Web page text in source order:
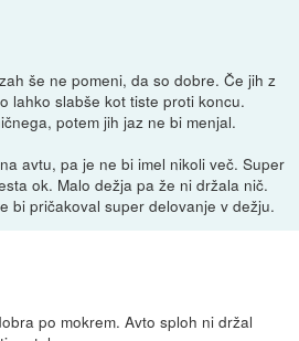
še ne pomeni, da so dobre. Če jih z
lahko slabše kot tiste proti koncu.
potem jih jaz ne bi menjal.
avtu, pa je ne bi imel nikoli več. Super
ok. Malo dežja pa že ni držala nič.
bi pričakoval super delovanje v dežju.
po mokrem. Avto sploh ni držal